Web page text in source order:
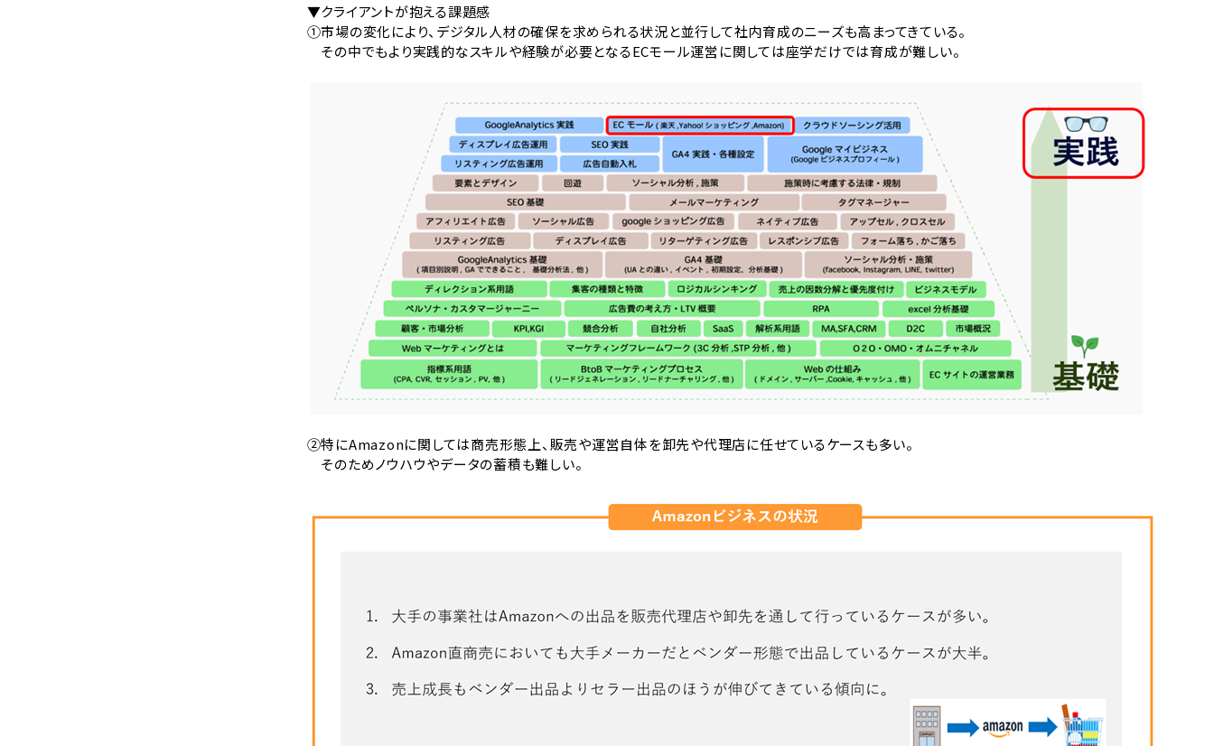
▼クライアントが抱える課題感
①市場の変化により、デジタル人材の確保を求められる状況と並行して社内育成のニーズも高まってきている。
その中でもより実践的なスキルや経験が必要となるECモール運営に関しては座学だけでは育成が難しい。
②特にAmazonに関しては商売形態上、販売や運営自体を卸先や代理店に任せているケースも多い。
そのためノウハウやデータの蓄積も難しい。